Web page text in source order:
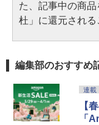
た、記事中の商
杜」に還元される
編集部のおすすめ
連載
【
「